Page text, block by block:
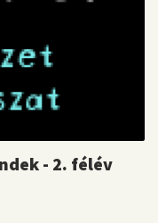
- 2. félév